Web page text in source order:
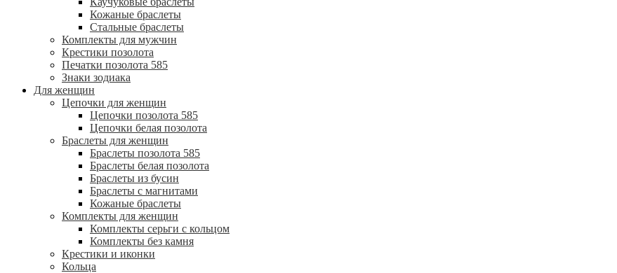
Кожаные браслеты
Стальные браслеты
Комплекты для мужчин
Крестики позолота
Печатки позолота 585
Знаки зодиака
Для женщин
Цепочки для женщин
Цепочки позолота 585
Цепочки белая позолота
Браслеты для женщин
Браслеты позолота 585
Браслеты белая позолота
Браслеты из бусин
Браслеты с магнитами
Кожаные браслеты
Комплекты для женщин
Комплекты серьги с кольцом
Комплекты без камня
Крестики и иконки
Кольца